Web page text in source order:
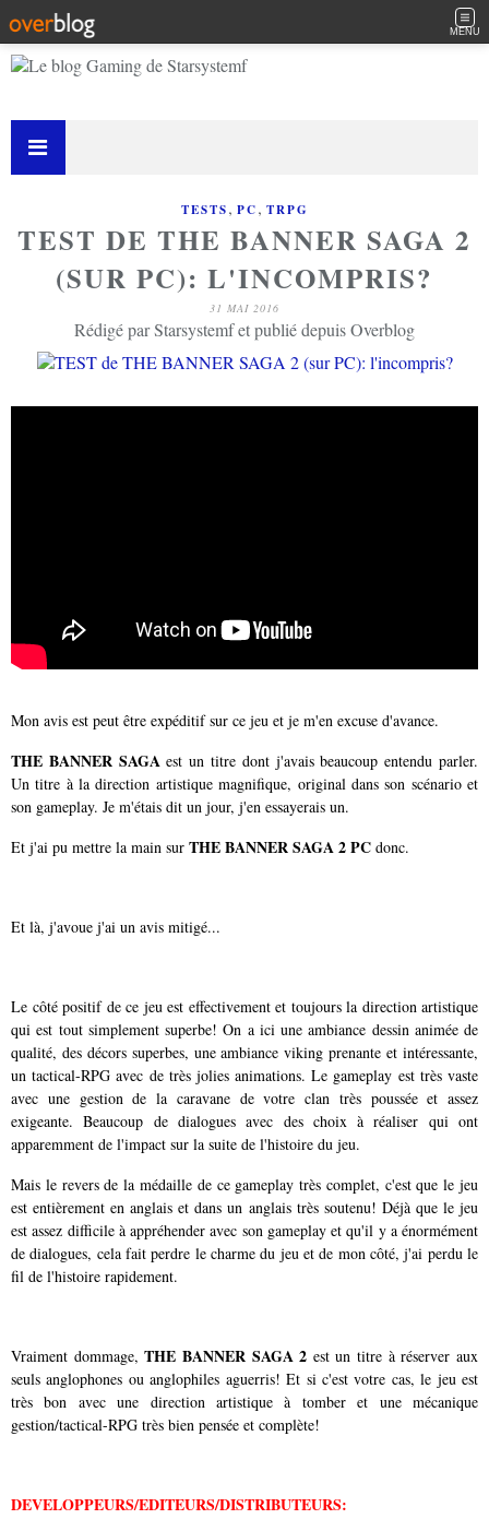
MENU
TESTS, PC, TRPG
TEST DE THE BANNER SAGA 2
(SUR PC): L'INCOMPRIS?
31 MAI 2016
Rédigé par Starsystemf et publié depuis Overblog
Mon avis est peut être expéditif sur ce jeu et je m'en excuse d'avance.
THE BANNER SAGA est un titre dont j'avais beaucoup entendu parler.
Un titre à la direction artistique magnifique, original dans son scénario et
son gameplay. Je m'étais dit un jour, j'en essayerais un.
Et j'ai pu mettre la main sur THE BANNER SAGA 2 PC donc.
Et là, j'avoue j'ai un avis mitigé...
Le côté positif de ce jeu est effectivement et toujours la direction artistique
qui est tout simplement superbe! On a ici une ambiance dessin animée de
qualité, des décors superbes, une ambiance viking prenante et intéressante,
un tactical-RPG avec de très jolies animations. Le gameplay est très vaste
avec une gestion de la caravane de votre clan très poussée et assez
exigeante. Beaucoup de dialogues avec des choix à réaliser qui ont
apparemment de l'impact sur la suite de l'histoire du jeu.
Mais le revers de la médaille de ce gameplay très complet, c'est que le jeu
est entièrement en anglais et dans un anglais très soutenu! Déjà que le jeu
est assez difficile à appréhender avec son gameplay et qu'il y a énormément
de dialogues, cela fait perdre le charme du jeu et de mon côté, j'ai perdu le
fil de l'histoire rapidement.
Vraiment dommage,THE BANNER SAGA 2 est un titre à réserver aux
seuls anglophones ou anglophiles aguerris! Et si c'est votre cas, le jeu est
très bon avec une direction artistique à tomber et une mécanique
gestion/tactical-RPG très bien pensée et complète!
DEVELOPPEURS/EDITEURS/DISTRIBUTEURS: